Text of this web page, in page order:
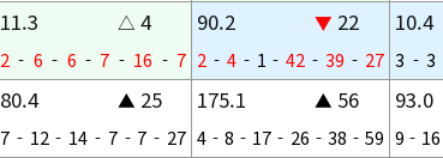
11.3 △ 4
2 - 6 - 6 - 7 - 16 - 7
90.2 ▼ 22
2 - 4 - 1 - 42 - 39 - 27
10.4
3 - 3
80.4 ▲ 25
7 - 12 - 14 - 7 - 7 - 27
175.1 ▲ 56
4 - 8 - 17 - 26 - 38 - 59
93.0
9 - 16